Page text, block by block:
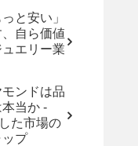
と安い」
自ら価値
エリー業
モンドは品
当か -
た市場の
プ